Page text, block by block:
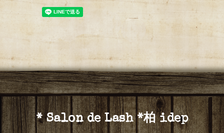
* Salon de Lash *柏 idep